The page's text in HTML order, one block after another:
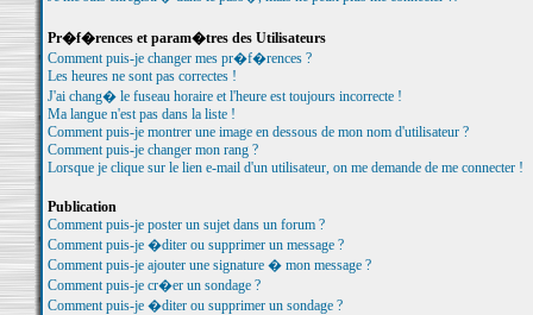
Pr�f�rences et param�tres des Utilisateurs
Comment puis-je changer mes pr�f�rences ?
Les heures ne sont pas correctes !
J'ai chang� le fuseau horaire et l'heure est toujours incorrecte !
Ma langue n'est pas dans la liste !
Comment puis-je montrer une image en dessous de mon nom d'utilisateur ?
Comment puis-je changer mon rang ?
Lorsque je clique sur le lien e-mail d'un utilisateur, on me demande de me connecter !
Publication
Comment puis-je poster un sujet dans un forum ?
Comment puis-je �diter ou supprimer un message ?
Comment puis-je ajouter une signature � mon message ?
Comment puis-je cr�er un sondage ?
Comment puis-je �diter ou supprimer un sondage ?